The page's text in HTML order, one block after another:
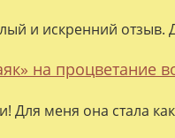
и искренний
на процветание
Для меня она стала